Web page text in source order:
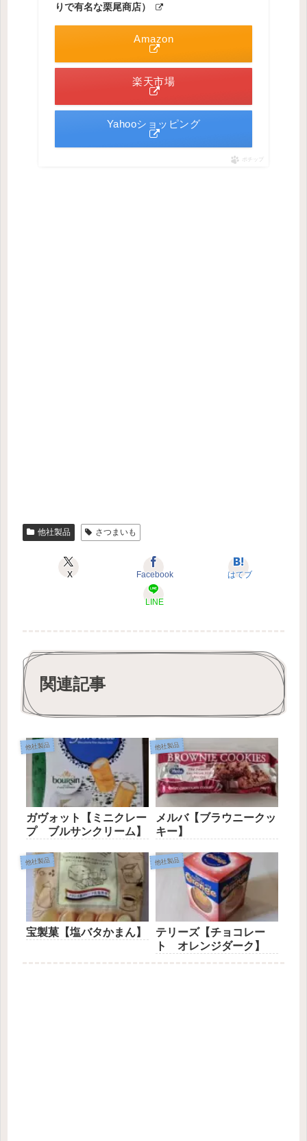
りで有名な栗尾商店）
Amazon
楽天市場
Yahooショッピング
ポチップ
他社製品 さつまいも
X Facebook はてブ
LINE
関連記事
他社製品
ガヴォット【ミニクレー
プ ブルサンクリーム】
他社製品
メルバ【ブラウニークッ
キー】
他社製品
宝製菓【塩バタかまん】
他社製品
テリーズ【チョコレー
ト オレンジダーク】